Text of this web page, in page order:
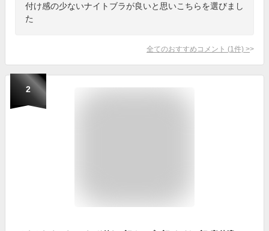
付け感の少ないナイトブラが良いと思いこちらを選びまし
た
全てのおすすめコメント (1 件) >
2